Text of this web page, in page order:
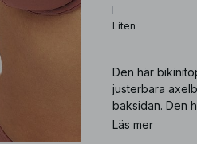
Liten
Den här
justerbara
baksidan. Den
Läs mer